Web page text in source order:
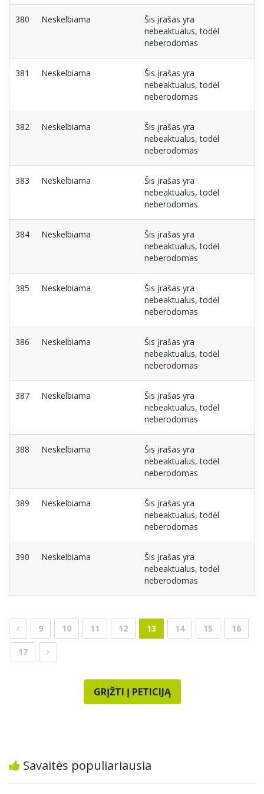
380 Neskelbiama
Šis įrašas yra
nebeaktualus, todėl
neberodomas
381 Neskelbiama
Šis įrašas yra
nebeaktualus, todėl
neberodomas
382 Neskelbiama
Šis įrašas yra
nebeaktualus, todėl
neberodomas
383 Neskelbiama
Šis įrašas yra
nebeaktualus, todėl
neberodomas
384 Neskelbiama
Šis įrašas yra
nebeaktualus, todėl
neberodomas
385 Neskelbiama
Šis įrašas yra
nebeaktualus, todėl
neberodomas
386 Neskelbiama
Šis įrašas yra
nebeaktualus, todėl
neberodomas
387 Neskelbiama
Šis įrašas yra
nebeaktualus, todėl
neberodomas
388 Neskelbiama
Šis įrašas yra
nebeaktualus, todėl
neberodomas
389 Neskelbiama
Šis įrašas yra
nebeaktualus, todėl
neberodomas
390 Neskelbiama
Šis įrašas yra
nebeaktualus, todėl
neberodomas
9 10 11 12 13 14 15 16
17
GRĮŽTI Į PETICIJĄ
Savaitės populiariausia